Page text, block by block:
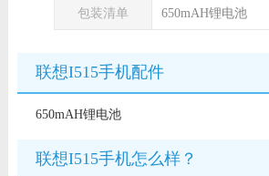
包装清单 650mAH锂电池
联想I515手机配件
650mAH锂电池
联想I515手机怎么样？